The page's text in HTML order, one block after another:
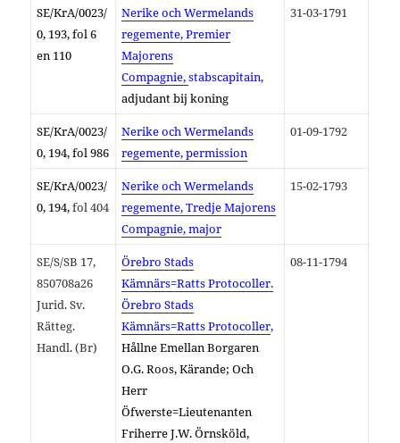
SE/KrA/0023/
0, 193, fol 6
en 110
Nerike och Wermelands
regemente,Premier
Majorens
Compagnie,stabscapitain,
adjudant bij koning
31-03-1791
SE/KrA/0023/
0, 194, fol 986
Nerike och Wermelands
regemente, permission
01-09-1792
SE/KrA/0023/
0, 194,fol 404
Nerike och Wermelands
regemente, Tredje Majorens
Compagnie, major
15-02-1793
SE/S/SB 17,
850708a26
Jurid. Sv.
Rätteg.
Handl. (Br)
Örebro Stads
Kämnärs=Ratts Protocoller.
Örebro Stads
Kämnärs=Ratts Protocoller,
Hållne Emellan Borgaren
O.G. Roos, Kärande; Och
Herr
Öfwerste=Lieutenanten
Friherre J.W. Örnsköld,
08-11-1794